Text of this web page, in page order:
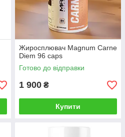
Жиросплювач Magnum Carne
Diem 96 caps
Готово до відправки
1 900 ₴
Купити